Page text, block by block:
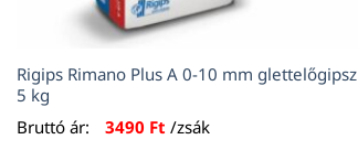
Rigips Rimano Plus A 0-10 mm glettelőgipsz
5 kg
Bruttó ár:
3490 Ft /zsák